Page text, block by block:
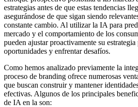
estrategias antes de que estas tendencias
asegurándose de que sigan siendo
constante cambio. Al utilizar la IA para
mercado y el comportamiento de los
pueden ajustar proactivamente su
oportunidades y enfrentar desafíos.
Como hemos analizado previamente la
proceso de branding ofrece numerosas
que buscan construir y mantener
efectivas. Algunos de los principales
de IA en la son: